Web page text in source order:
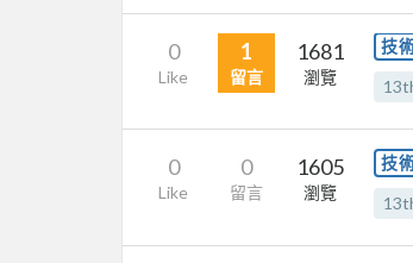
0
Like
1
留言
1681
瀏覽
技
0
Like
0
留言
1605
瀏覽
技